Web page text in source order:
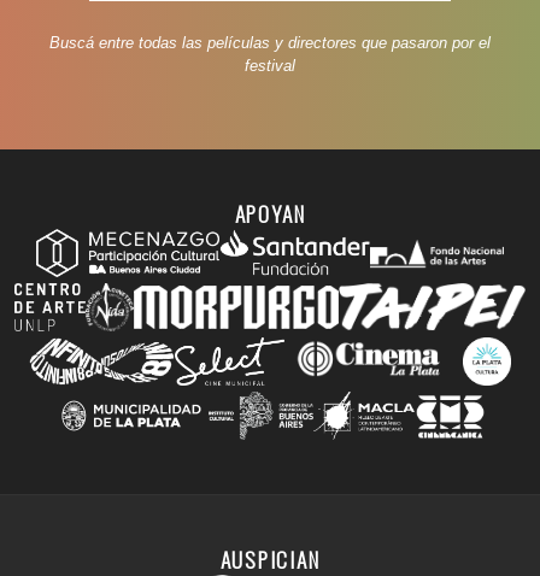
Buscá entre todas las películas y directores que pasaron por el
festival
APOYAN
AUSPICIAN